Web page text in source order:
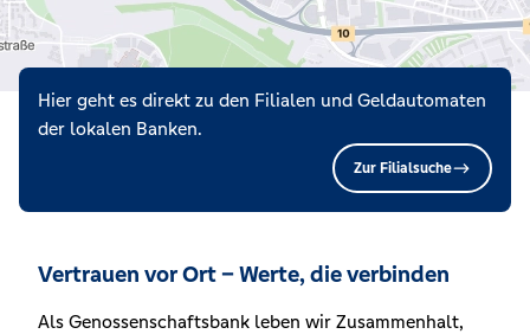
Hier geht es direkt zu den Filialen und Geldautomaten
der lokalen Banken.
Zur Filialsuche
Vertrauen vor Ort – Werte, die verbinden
Als Genossenschaftsbank leben wir Zusammenhalt,